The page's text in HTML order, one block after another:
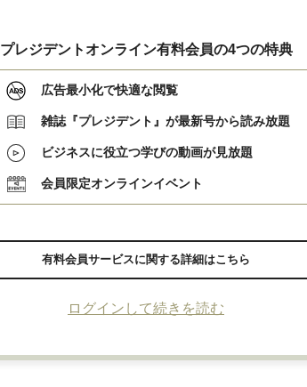
プレジデントオンライン有料会員の4つの特典
広告最小化で快適な閲覧
雑誌『プレジデント』が最新号から読み放題
ビジネスに役立つ学びの動画が見放題
会員限定オンラインイベント
有料会員サービスに関する詳細はこちら
ログインして続きを読む